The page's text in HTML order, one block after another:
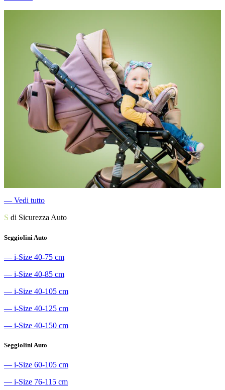
― Vedi tutto
S di Sicurezza Auto
Seggiolini Auto
― i-Size 40-75 cm
― i-Size 40-85 cm
― i-Size 40-105 cm
― i-Size 40-125 cm
― i-Size 40-150 cm
Seggiolini Auto
― i-Size 60-105 cm
― i-Size 76-115 cm